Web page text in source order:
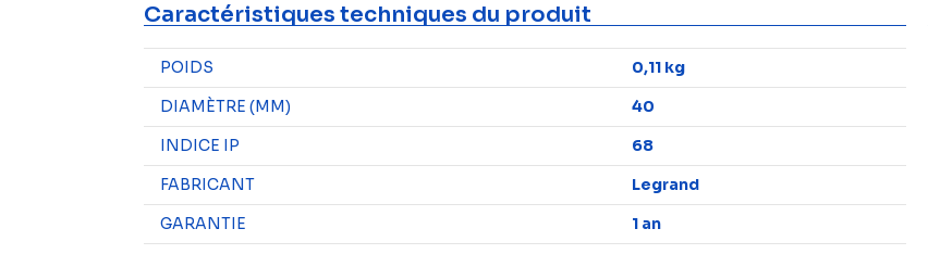
Caractéristiques techniques du produit
POIDS
0,11 kg
DIAMÈTRE (MM)
40
INDICE IP
68
FABRICANT
Legrand
GARANTIE
1 an